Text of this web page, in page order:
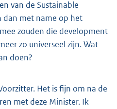
van de Sustainable
dan met name op het
zouden die development
zo universeel zijn. Wat
doen?
Het is fijn om na de
met deze Minister. Ik